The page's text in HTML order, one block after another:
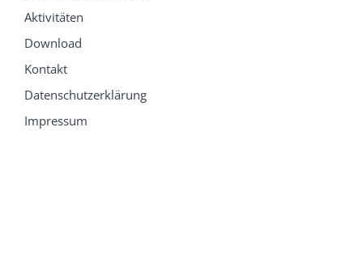
Aktivitäten
Download
Kontakt
Datenschutzerklärung
Impressum